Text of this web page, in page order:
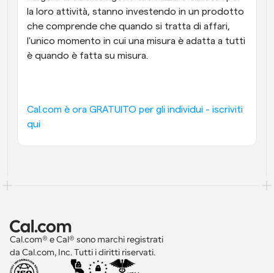
la loro attività, stanno investendo in un prodotto
che comprende che quando si tratta di affari,
l'unico momento in cui una misura è adatta a tutti
è quando è fatta su misura.
Cal.com è ora GRATUITO per gli individui - iscriviti
qui
Cal.com® e Cal® sono marchi registrati
da Cal.com, Inc. Tutti i diritti riservati.